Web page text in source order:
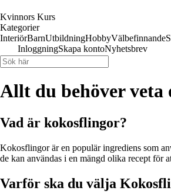
Kvinnors Kurs
Kategorier
InteriörBarnUtbildningHobbyVälbefinnande
InloggningSkapa kontoNyhetsbrev
Allt du behöver
Vad är kokosflingor?
Kokosflingor är en populär ingrediens som
de kan användas i en mängd olika recept för
Varför ska du välja